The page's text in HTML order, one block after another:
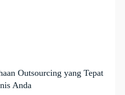
Outsourcing yang Tepat
Anda